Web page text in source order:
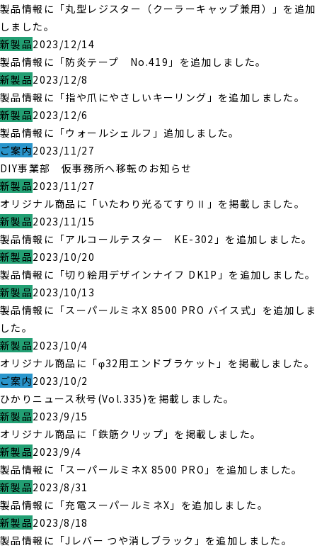
製品情報に「丸型レジスター（クーラーキャップ兼用）」を追加
しました。
新製品2023/12/14
製品情報に「防炎テープ No.419」を追加しました。
新製品2023/12/8
製品情報に「指や爪にやさしいキーリング」を追加しました。
新製品2023/12/6
製品情報に「ウォールシェルフ」追加しました。
ご案内2023/11/27
DIY事業部 仮事務所へ移転のお知らせ
新製品2023/11/27
オリジナル商品に「いたわり光るてすりⅡ」を掲載しました。
新製品2023/11/15
製品情報に「アルコールテスター KE-302」を追加しました。
新製品2023/10/20
製品情報に「切り絵用デザインナイフ DK1P」を追加しました。
新製品2023/10/13
製品情報に「スーパールミネX 8500 PRO バイス式」を追加しま
した。
新製品2023/10/4
オリジナル商品に「φ32用エンドブラケット」を掲載しました。
ご案内2023/10/2
ひかりニュース秋号(Vol.335)を掲載しました。
新製品2023/9/15
オリジナル商品に「鉄筋クリップ」を掲載しました。
新製品2023/9/4
製品情報に「スーパールミネX 8500 PRO」を追加しました。
新製品2023/8/31
製品情報に「充電スーパールミネX」を追加しました。
新製品2023/8/18
製品情報に「Jレバー つや消しブラック」を追加しました。